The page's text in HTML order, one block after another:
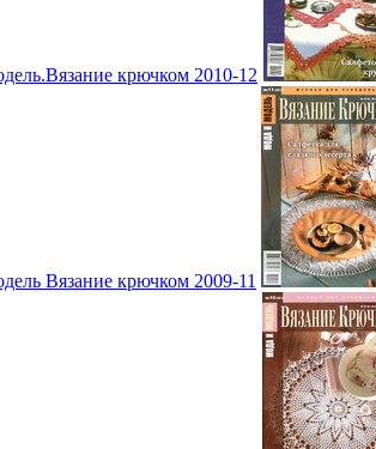
крючком 2010-12
Вязание крючком 2009-11